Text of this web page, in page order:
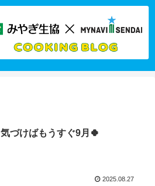
気づけばもうすぐ9月🍀
2025.08.27